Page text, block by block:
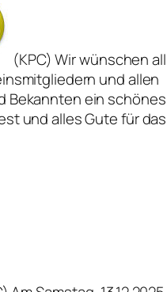
(KPC) Wir wünschen all
und allen
Bekannten ein schönes
und alles Gute für